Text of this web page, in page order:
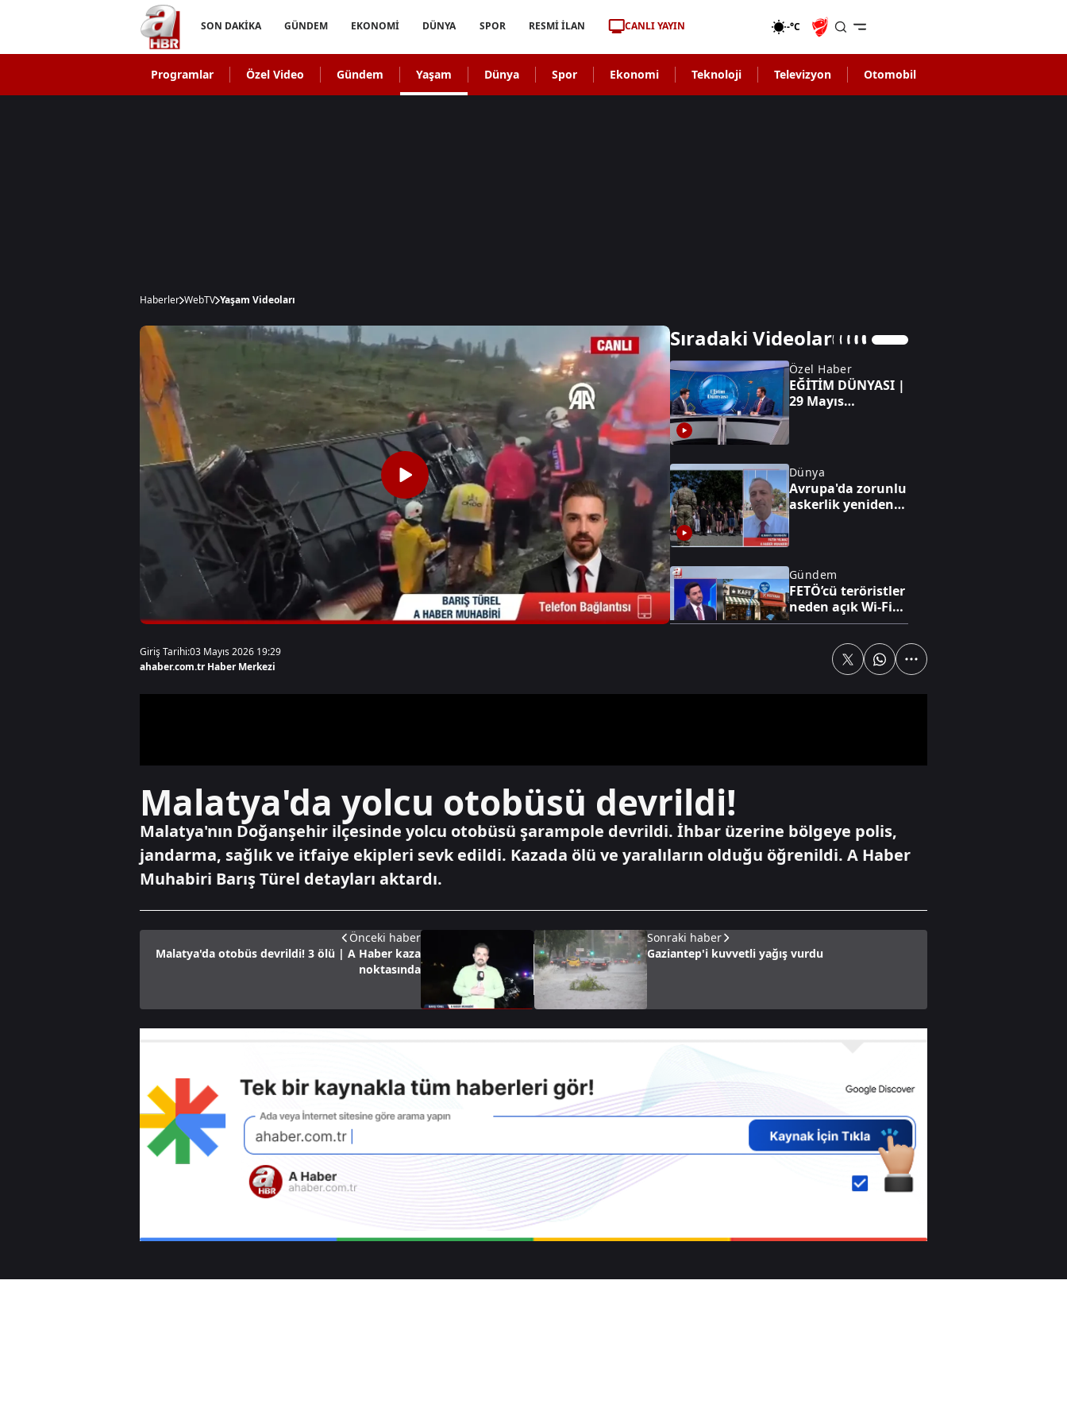
SON DAKİKA GÜNDEM EKONOMİ DÜNYA SPOR RESMİ İLAN CANLI YAYIN -°C
Programlar Özel Video Gündem Yaşam Dünya Spor Ekonomi Teknoloji Televizyon Otomobil
Haberler WebTV Yaşam Videoları
Sıradaki Videolar
Özel Haber
EĞİTİM DÜNYASI |
29 Mayıs
Dünya
Avrupa'da zorunlu
askerlik yeniden
Gündem
FETÖ’cü teröristler
neden açık Wi-Fi
ağlarını tercih
FETÖ'nün yeni
açıklandı, komuta
kademesinde
değişiklik yapıldı
öptü, sonra
boğdu: O anlar
kamerada
Giriş Tarihi:03 Mayıs 2026 19:29
ahaber.com.tr Haber Merkezi
Malatya'da yolcu otobüsü devrildi!
Malatya'nın Doğanşehir ilçesinde yolcu otobüsü şarampole devrildi. İhbar üzerine bölgeye polis,
jandarma, sağlık ve itfaiye ekipleri sevk edildi. Kazada ölü ve yaralıların olduğu öğrenildi. A Haber
Muhabiri Barış Türel detayları aktardı.
Önceki haber
Malatya'da otobüs devrildi! 3 ölü | A Haber kaza
noktasında
Sonraki haber
Gaziantep'i kuvvetli yağış vurdu